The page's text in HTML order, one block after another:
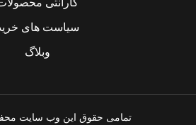
سیاست های
وبلاگ
تمامی حقوق این وب سایت